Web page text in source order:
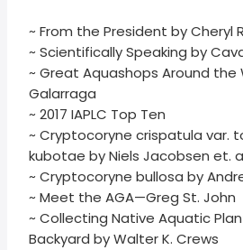
~ From the President by Cheryl
~ Scientifically Speaking by
~ Great Aquashops Around the
Galarraga
~ 2017 IAPLC Top Ten
~ Cryptocoryne crispatula var.
kubotae by Niels Jacobsen et.
~ Cryptocoryne bullosa by
~ Meet the AGA—Greg St. John
~ Collecting Native Aquatic
Backyard by Walter K. Crews